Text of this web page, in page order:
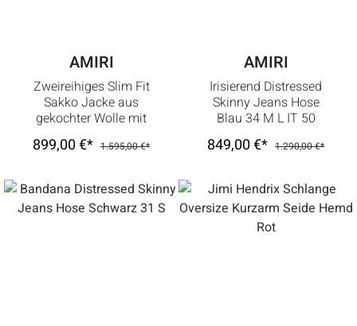
AMIRI
Zweireihiges Slim Fit
Sakko Jacke aus
gekochter Wolle mit
Spitzem Revers
Schwarz 48 M
899,00 €* 1.595,00 €*
AMIRI
Irisierend Distressed
Skinny Jeans Hose
Blau 34 M L IT 50
849,00 €* 1.290,00 €*